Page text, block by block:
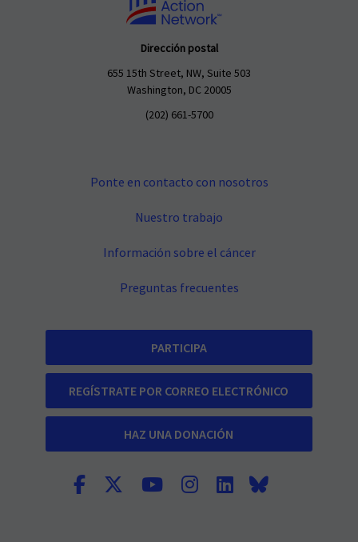
Dirección postal
655 15th Street, NW, Suite 503
Washington, DC 20005
(202) 661-5700
Ponte en contacto con nosotros
Nuestro trabajo
Información sobre el cáncer
Preguntas frecuentes
PARTICIPA
REGÍSTRATE POR CORREO ELECTRÓNICO
HAZ UNA DONACIÓN